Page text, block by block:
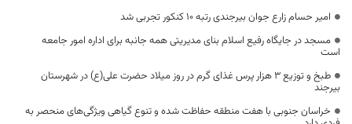
امیر حسام زارع جوان بیرجندی رتبه ۱۰ کنکور تجربی شد
مسجد در جایگاه رفیع اسلام بنای مدیریتی همه جانبه برای اداره امور جامعه
است
طبخ و توزیع 3 هزار پرس غذای گرم در روز میلاد حضرت علی(ع) در شهرستان
بیرجند
خراسان جنوبی با هفت منطقه حفاظت شده و تنوع گیاهی ویژگی‌های منحصر به